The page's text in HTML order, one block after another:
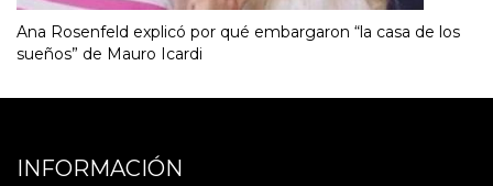
Ana Rosenfeld explicó por qué embargaron “la casa de los
sueños” de Mauro Icardi
INFORMACIÓN